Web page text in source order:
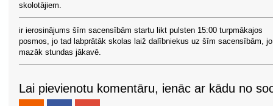
skolotājiem.
ir ierosinājums šīm sacensībām startu likt pulsten 15:00 turpmākajos
posmos, jo tad labprātāk skolas laiž dalībniekus uz šīm sacensībām,
mazāk stundas jākavē.
Lai pievienotu komentāru, ienāc ar kādu no